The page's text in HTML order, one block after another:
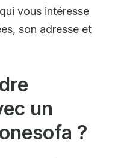
vous intéresse
son adresse et
un
?